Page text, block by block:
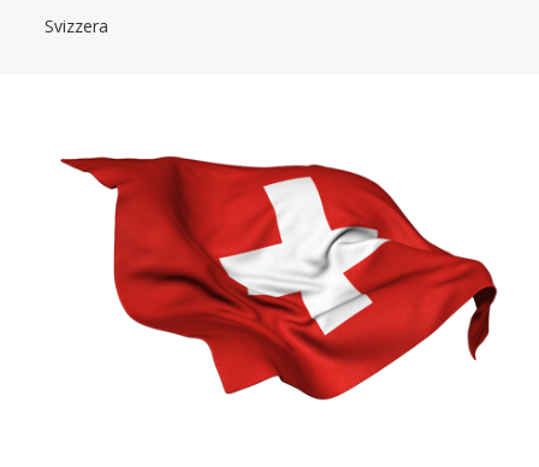
Svizzera